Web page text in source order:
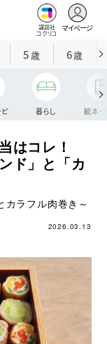
講談社
コクリコ
マイページ
5歳 6歳
暮らし 絵本・
はコレ！
ド」と「カ
ラフル肉巻き～
2026.03.13